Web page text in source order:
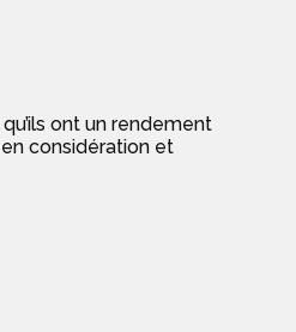
ont un rendement
considération et